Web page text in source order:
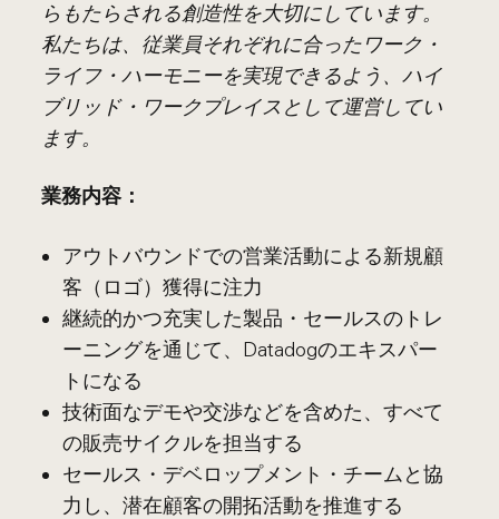
らもたらされる創造性を大切にしています。
私たちは、従業員それぞれに合ったワーク・
ライフ・ハーモニーを実現できるよう、ハイ
ブリッド・ワークプレイスとして運営してい
ます。
業務内容：
アウトバウンドでの営業活動による新規顧
客（ロゴ）獲得に注力
継続的かつ充実した製品・セールスのトレ
ーニングを通じて、Datadogのエキスパー
トになる
技術面なデモや交渉などを含めた、すべて
の販売サイクルを担当する
セールス・デベロップメント・チームと協
力し、潜在顧客の開拓活動を推進する